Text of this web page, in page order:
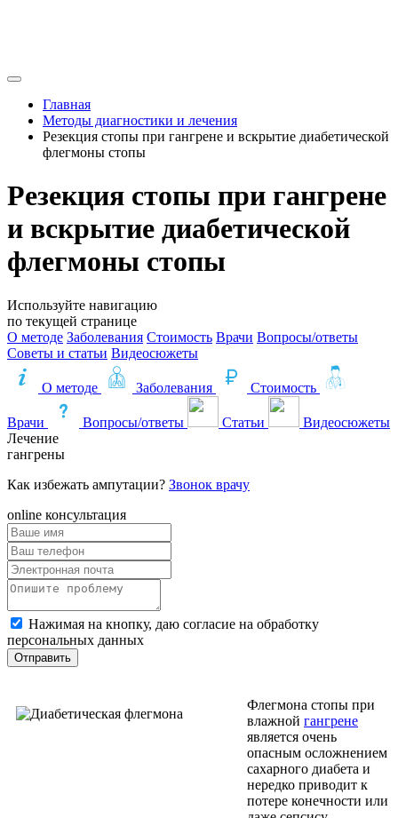
Главная
Методы диагностики и лечения
Резекция стопы при гангрене и вскрытие диабетической
флегмоны стопы
Резекция стопы при гангрене
и вскрытие диабетической
флегмоны стопы
Используйте навигацию
по текущей странице
О методе Заболевания Стоимость Врачи Вопросы/ответы
Советы и статьи Видеосюжеты
О методе Заболевания Стоимость
Врачи Вопросы/ответы Статьи
Видеосюжеты
Лечение
гангрены
Как избежать ампутации? Звонок врачу
online консультация
Нажимая на кнопку, даю согласие на обработку
персональных данных
Отправить
Флегмона стопы при
влажной гангрене
является очень
опасным осложнением
сахарного диабета и
нередко приводит к
потере конечности или